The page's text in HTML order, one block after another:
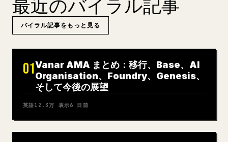
最近のバイラル記事
バイラル記事をもっと見る
01Vanar AMA まとめ：移行、Base、AI
Organisation、Foundry、Genesis、
そして今後の展望
英語12.3万 表示6 日前